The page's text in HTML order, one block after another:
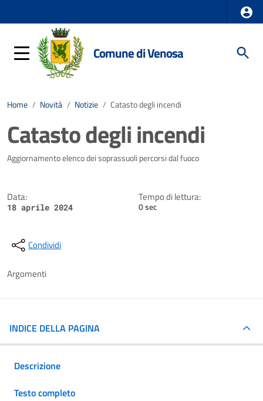
Comune di Venosa
Home / Novità / Notizie / Catasto degli incendi
Catasto degli incendi
Dettagli della notizia
Aggiornamento elenco dei soprassuoli percorsi dal fuoco
Data:
18 aprile 2024
Tempo di lettura:
0 sec
Condividi
Argomenti
INDICE DELLA PAGINA
Descrizione
Testo completo